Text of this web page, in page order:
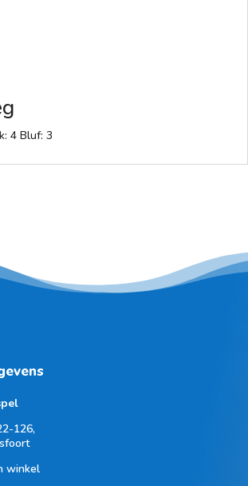
4 Bluf: 3
126,
winkel